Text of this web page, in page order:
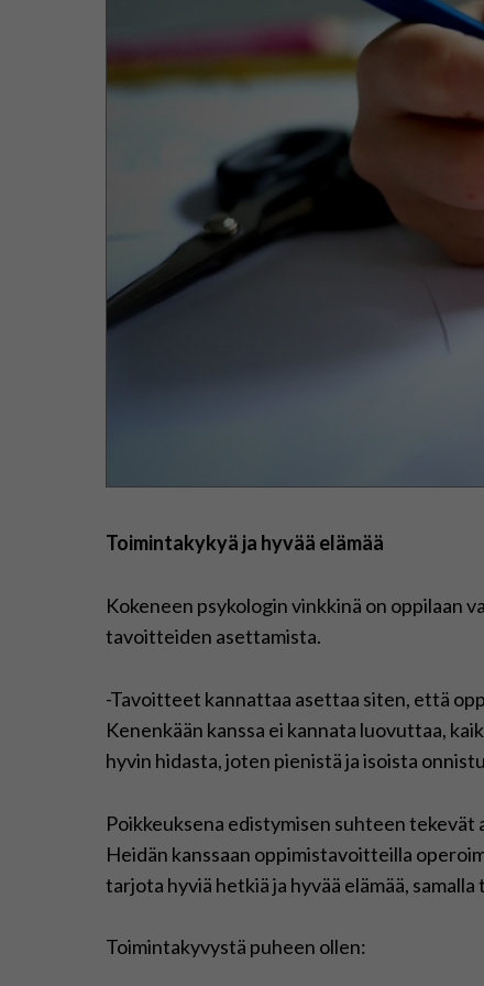
Toimintakykyä ja hyvää elämää
Kokeneen psykologin vinkkinä on oppilaan
tavoitteiden asettamista.
-Tavoitteet kannattaa asettaa siten, että
Kenenkään kanssa ei kannata luovuttaa,
hyvin hidasta, joten pienistä ja isoista
Poikkeuksena edistymisen suhteen
Heidän kanssaan oppimistavoitteilla
tarjota hyviä hetkiä ja hyvää elämää,
Toimintakyvystä puheen ollen: